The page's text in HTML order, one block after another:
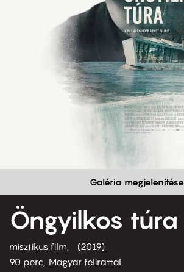
Galéria megjelenítése
Öngyilkos túra
misztikus film
2019
90 perc,
Magyar felirattal